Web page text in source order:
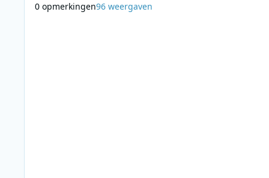
serie, Kwijt, is vanaf donderdag 6 augustus dagelijks te
0 opmerkingen96 weergaven